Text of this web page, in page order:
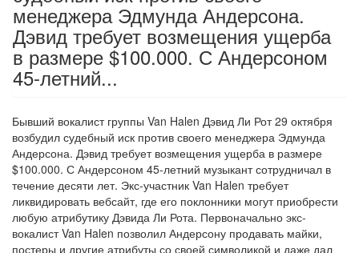
менеджера Эдмунда Андерсона.
Дэвид требует возмещения ущерба
в размере $100.000. С Андерсоном
45-летний...
Бывший вокалист группы Van Halen Дэвид Ли Рот 29 октября
возбудил судебный иск против своего менеджера Эдмунда
Андерсона. Дэвид требует возмещения ущерба в размере
$100.000. С Андерсоном 45-летний музыкант сотрудничал в
течение десяти лет. Экс-участник Van Halen требует
ликвидировать вебсайт, где его поклонники могут приобрести
любую атрибутику Дэвида Ли Рота. Первоначально экс-
вокалист Van Halen позволил Андерсону продавать майки,
постеры и другие атрибуты со своей символикой и даже дал